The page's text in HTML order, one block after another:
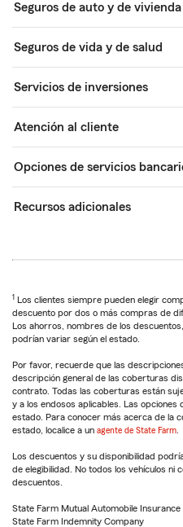
Seguros de auto y de vivienda
Seguros de vida y de salud
Servicios de inversiones
Atención al cliente
Opciones de servicios
Recursos adicionales
1 Los clientes siempre pueden elegir
descuento por dos o más compras de
Los ahorros, nombres de los
podrían variar según el estado.
Por favor, recuerde que las
descripción general de las coberturas
contrato. Todas las coberturas están
y a los endosos aplicables. Las
estado. Para conocer más acerca de la
estado, localice a un agente de State Farm
Los descuentos y su disponibilidad
de elegibilidad. No todos los vehículos ni
descuentos.
State Farm Mutual Automobile Insurance
State Farm Indemnity Company